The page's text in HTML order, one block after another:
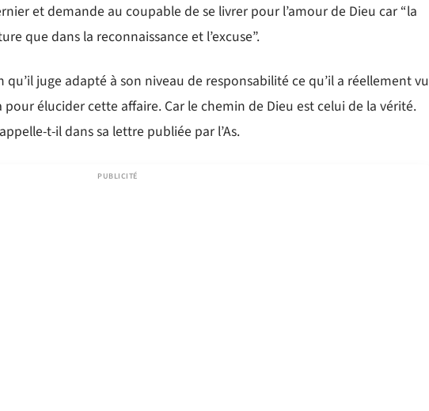
et demande au coupable de se livrer pour l’amour de Dieu car “la
que dans la reconnaissance et l’excuse”.
juge adapté à son niveau de responsabilité ce qu’il a réellement vu
élucider cette affaire. Car le chemin de Dieu est celui de la vérité.
t-il dans sa lettre publiée par l’As.